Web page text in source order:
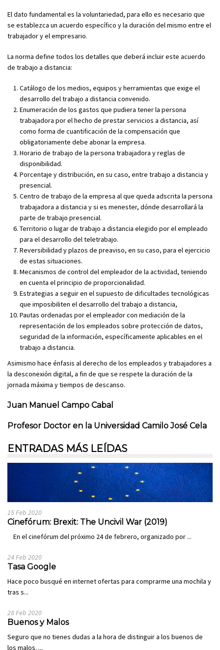
El dato fundamental es la voluntariedad, para ello es necesario que
se establezca un acuerdo específico y la duración del mismo entre el
trabajador y el empresario.
La norma define todos los detalles que deberá incluir este acuerdo
de trabajo a distancia:
Catálogo de los medios, equipos y herramientas que exige el
desarrollo del trabajo a distancia convenido.
Enumeración de los gastos que pudiera tener la persona
trabajadora por el hecho de prestar servicios a distancia, así
como forma de cuantificación de la compensación que
obligatoriamente debe abonar la empresa.
Horario de trabajo de la persona trabajadora y reglas de
disponibilidad.
Porcentaje y distribución, en su caso, entre trabajo a distancia y
presencial.
Centro de trabajo de la empresa al que queda adscrita la persona
trabajadora a distancia y si es menester, dónde desarrollará la
parte de trabajo presencial.
Territorio o lugar de trabajo a distancia elegido por el empleado
para el desarrollo del teletrabajo.
Reversibilidad y plazos de preaviso, en su caso, para el ejercicio
de estas situaciones.
Mecanismos de control del empleador de la actividad, teniendo
en cuenta el principio de proporcionalidad.
Estrategias a seguir en el supuesto de dificultades tecnológicas
que imposibiliten el desarrollo del trabajo a distancia,
Pautas ordenadas por el empleador con mediación de la
representación de los empleados sobre protección de datos,
seguridad de la información, específicamente aplicables en el
trabajo a distancia.
Asimismo hace énfasis al derecho de los empleados y trabajadores a
la desconexión digital, a fin de que se respete la duración de la
jornada máxima y tiempos de descanso.
Juan Manuel Campo Cabal
Profesor Doctor en la Universidad Camilo José Cela
ENTRADAS MÁS LEÍDAS
15 Feb 2020
Cinefórum: Brexit: The Uncivil War (2019)
En el cinefórum del próximo 24 de febrero, organizado por ...
24 Feb 2020
Tasa Google
Hace poco busqué en internet ofertas para comprarme una mochila y
tras s...
28 Feb 2020
Buenos y Malos
Seguro que no tienes dudas a la hora de distinguir a los buenos de
los malos. ...